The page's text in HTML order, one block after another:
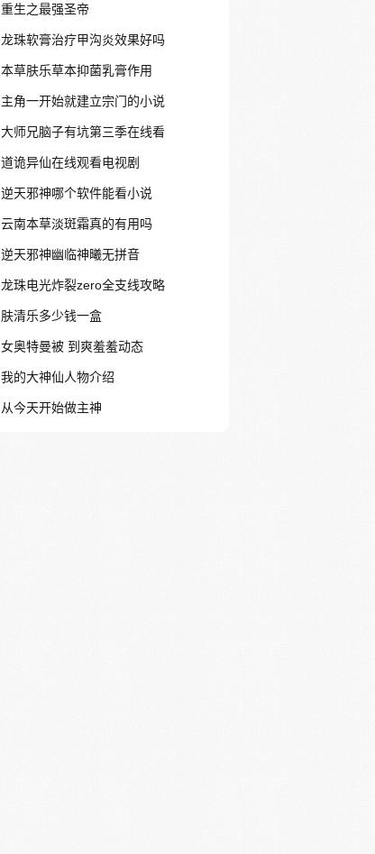
重生之最强圣帝
龙珠软膏治疗甲沟炎效果好吗
本草肤乐草本抑菌乳膏作用
主角一开始就建立宗门的小说
大师兄脑子有坑第三季在线看
道诡异仙在线观看电视剧
逆天邪神哪个软件能看小说
云南本草淡斑霜真的有用吗
逆天邪神幽临神曦无拼音
龙珠电光炸裂zero全支线攻略
肤清乐多少钱一盒
女奥特曼被 到爽羞羞动态
我的大神仙人物介绍
从今天开始做主神